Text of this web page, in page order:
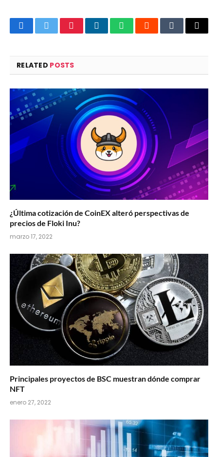
FacebookTwitterPinterestLinkedInWhatsAppRedditTumblrEmail
RELATED POSTS
¿Última cotización de CoinEX alteró perspectivas de
precios de Floki Inu?
marzo 17, 2022
Principales proyectos de BSC muestran dónde comprar
NFT
enero 27, 2022